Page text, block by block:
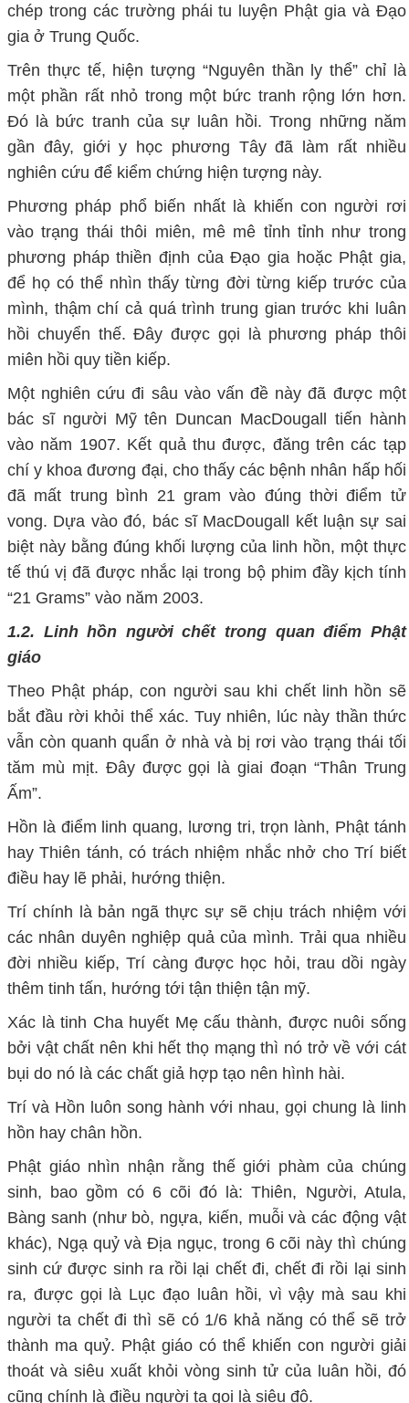
chép trong các trường phái tu luyện Phật gia và Đạo
gia ở Trung Quốc.
Trên thực tế, hiện tượng “Nguyên thần ly thể” chỉ là
một phần rất nhỏ trong một bức tranh rộng lớn hơn.
Đó là bức tranh của sự luân hồi. Trong những năm
gần đây, giới y học phương Tây đã làm rất nhiều
nghiên cứu để kiểm chứng hiện tượng này.
Phương pháp phổ biến nhất là khiến con người rơi
vào trạng thái thôi miên, mê mê tỉnh tỉnh như trong
phương pháp thiền định của Đạo gia hoặc Phật gia,
để họ có thể nhìn thấy từng đời từng kiếp trước của
mình, thậm chí cả quá trình trung gian trước khi luân
hồi chuyển thế. Đây được gọi là phương pháp thôi
miên hồi quy tiền kiếp.
Một nghiên cứu đi sâu vào vấn đề này đã được một
bác sĩ người Mỹ tên Duncan MacDougall tiến hành
vào năm 1907. Kết quả thu được, đăng trên các tạp
chí y khoa đương đại, cho thấy các bệnh nhân hấp hối
đã mất trung bình 21 gram vào đúng thời điểm tử
vong. Dựa vào đó, bác sĩ MacDougall kết luận sự sai
biệt này bằng đúng khối lượng của linh hồn, một thực
tế thú vị đã được nhắc lại trong bộ phim đầy kịch tính
“21 Grams” vào năm 2003.
1.2. Linh hồn người chết trong quan điểm Phật
giáo
Theo Phật pháp, con người sau khi chết linh hồn sẽ
bắt đầu rời khỏi thể xác. Tuy nhiên, lúc này thần thức
vẫn còn quanh quẩn ở nhà và bị rơi vào trạng thái tối
tăm mù mịt. Đây được gọi là giai đoạn “Thân Trung
Ấm”.
Hồn là điểm linh quang, lương tri, trọn lành, Phật tánh
hay Thiên tánh, có trách nhiệm nhắc nhở cho Trí biết
điều hay lẽ phải, hướng thiện.
Trí chính là bản ngã thực sự sẽ chịu trách nhiệm với
các nhân duyên nghiệp quả của mình. Trải qua nhiều
đời nhiều kiếp, Trí càng được học hỏi, trau dồi ngày
thêm tinh tấn, hướng tới tận thiện tận mỹ.
Xác là tinh Cha huyết Mẹ cấu thành, được nuôi sống
bởi vật chất nên khi hết thọ mạng thì nó trở về với cát
bụi do nó là các chất giả hợp tạo nên hình hài.
Trí và Hồn luôn song hành với nhau, gọi chung là linh
hồn hay chân hồn.
Phật giáo nhìn nhận rằng thế giới phàm của chúng
sinh, bao gồm có 6 cõi đó là: Thiên, Người, Atula,
Bàng sanh (như bò, ngựa, kiến, muỗi và các động vật
khác), Ngạ quỷ và Địa ngục, trong 6 cõi này thì chúng
sinh cứ được sinh ra rồi lại chết đi, chết đi rồi lại sinh
ra, được gọi là Lục đạo luân hồi, vì vậy mà sau khi
người ta chết đi thì sẽ có 1/6 khả năng có thể sẽ trở
thành ma quỷ. Phật giáo có thể khiến con người giải
thoát và siêu xuất khỏi vòng sinh tử của luân hồi, đó
cũng chính là điều người ta gọi là siêu độ.